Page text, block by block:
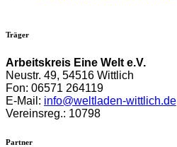
Träger
Arbeitskreis Eine Welt e.V.
Neustr. 49, 54516 Wittlich
Fon: 06571 264119
E-Mail: info@weltladen-wittlich.de
Vereinsreg.: 10798
Partner